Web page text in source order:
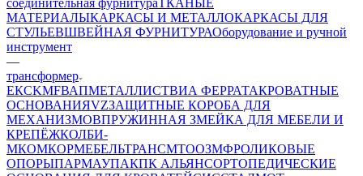
МАТЕРИАЛЫКАРКАСЫ И МЕТАЛЛОКАРКАСЫ ДЛЯ
СТУЛЬЕВШВЕЙНАЯ ФУРНИТУРАОборудование и ручной
инструмент
—
трансформер
ЕКCKMFВАПМЕТАЛЛИСТВИА ФЕРРАТАКРОВАТНЫЕ
ОСНОВАНИЯVZЗАЩИТНЫЕ КОРОБА ДЛЯ
МЕХАНИЗМОВПРУЖИННАЯ ЗМЕЙКА ДЛЯ МЕБЕЛИ И
КРЕПЁЖКОЛБИ-
МКОМКОРМЕБЕЛЬТРАНСMTOОЗМФРОЛИКОВЫЕ
ОПОРЫПАРМАУПАКПК АЛЬЯНСОРТОПЕДИЧЕСКИЕ